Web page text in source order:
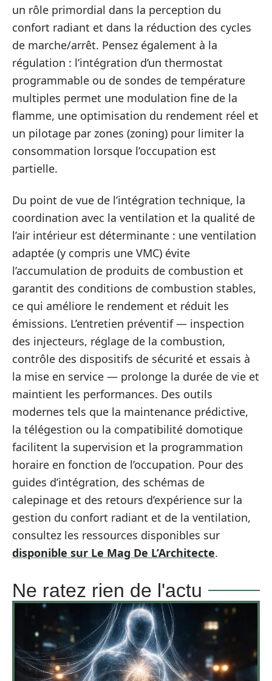
un rôle primordial dans la perception du
confort radiant et dans la réduction des cycles
de marche/arrêt. Pensez également à la
régulation : l’intégration d’un thermostat
programmable ou de sondes de température
multiples permet une modulation fine de la
flamme, une optimisation du rendement réel et
un pilotage par zones (zoning) pour limiter la
consommation lorsque l’occupation est
partielle.
Du point de vue de l’intégration technique, la
coordination avec la ventilation et la qualité de
l’air intérieur est déterminante : une ventilation
adaptée (y compris une VMC) évite
l’accumulation de produits de combustion et
garantit des conditions de combustion stables,
ce qui améliore le rendement et réduit les
émissions. L’entretien préventif — inspection
des injecteurs, réglage de la combustion,
contrôle des dispositifs de sécurité et essais à
la mise en service — prolonge la durée de vie et
maintient les performances. Des outils
modernes tels que la maintenance prédictive,
la télégestion ou la compatibilité domotique
facilitent la supervision et la programmation
horaire en fonction de l’occupation. Pour des
guides d’intégration, des schémas de
calepinage et des retours d’expérience sur la
gestion du confort radiant et de la ventilation,
consultez les ressources disponibles sur
disponible sur Le Mag De L’Architecte.
Ne ratez rien de l'actu